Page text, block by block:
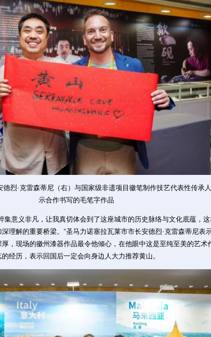
烈·克雷森蒂尼（右）与国家级非遗项目徽笔制作技艺代表性传承
示合作书写的毛笔字作品
意义非凡，让我真切体会到了这座城市的历史脉络与文化底蕴，这
理解的重要桥梁。”圣马力诺塞拉瓦莱市市长安德烈·克雷森蒂尼表
，现场的徽州漆器作品最令他倾心，在他眼中这是至纯至美的艺术
经历，表示回国后一定会向身边人大力推荐黄山。